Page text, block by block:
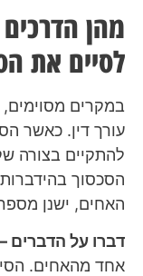
מהן הדרכים
לסיים את
במקרים מסוימים,
עורך דין. כאשר
להתקיים בצורה
הסכסוך
האחים, ישנן
דברו על הדברים –
אחד מהאחים.